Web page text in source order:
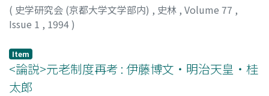
( 史学研究会 (京都大学文学部内) , 史林 , Volume 77 ,
Issue 1 , 1994)
Item
<論説>元老制度再考 : 伊藤博文・明治天皇・桂
太郎